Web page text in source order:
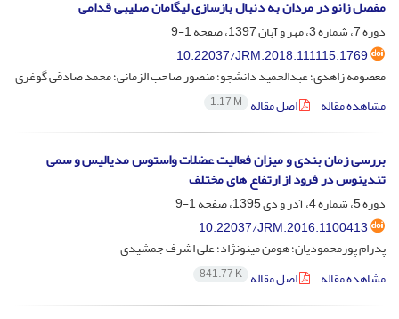
مفصل زانو در مردان به دنبال بازسازی لیگامان صلیبی قدامی
دوره 7، شماره 3، مهر و آبان 1397، صفحه
1-9
10.22037/JRM.2018.111115.1769
معصومه زاهدی؛ عبدالحمید دانشجو؛ منصور صاحب الزمانی؛ محمد صادقی گوغری
مشاهده مقاله
اصل مقاله 1.17 M
بررسی زمان بندی و میزان فعالیت عضلات واستوس مدیالیس و سمی
تندینوس در فرود از ارتفاع های مختلف
دوره 5، شماره 4، آذر و دی 1395، صفحه
1-9
10.22037/JRM.2016.1100413
پدرام پورمحمودیان؛ هومن مینونژاد؛ علی اشرف جمشیدی
مشاهده مقاله
اصل مقاله 841.77 K